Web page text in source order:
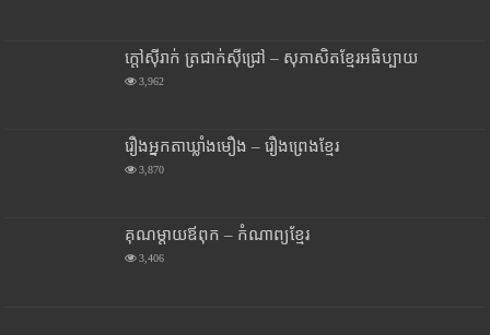
ក្តៅស៊ីរាក់ ត្រជាក់ស៊ីជ្រៅ – សុភាសិតខ្មែរអធិប្បាយ
3,962
រឿងអ្នកតាឃ្លាំងមឿង – រឿងព្រេងខ្មែរ
3,870
គុណម្តាយឪពុក – កំណាព្យខ្មែរ
3,406